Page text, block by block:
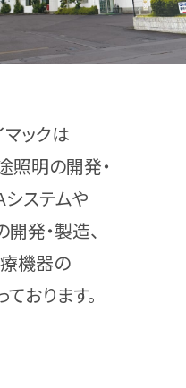
ックは
照明の開発・
ステムや
発・製造、
機器の
おります。